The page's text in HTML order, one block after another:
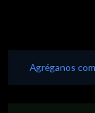
Agréganos